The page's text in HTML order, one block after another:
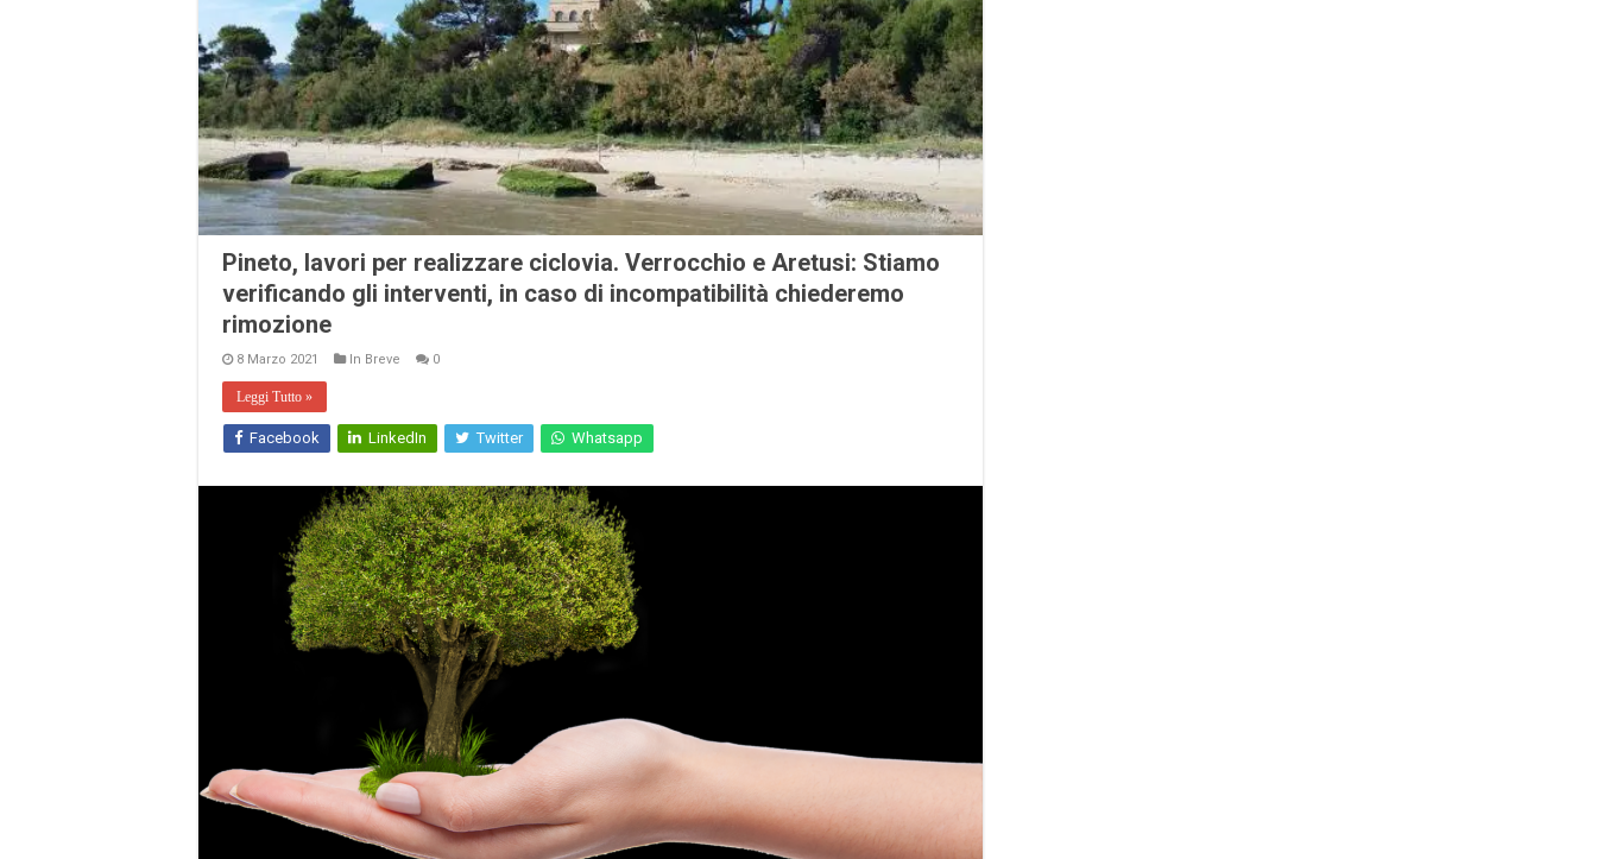
Pineto, lavori per realizzare ciclovia. Verrocchio e Aretusi: Stiamo
verificando gli interventi, in caso di incompatibilità chiederemo
rimozione
8 Marzo 2021 In Breve 0
Leggi Tutto »
Facebook LinkedIn Twitter Whatsapp